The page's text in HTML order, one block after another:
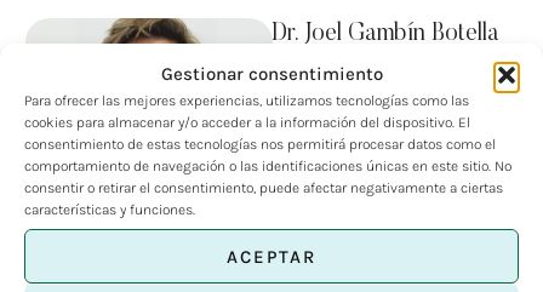
Gestionar consentimiento
Para ofrecer las mejores experiencias, utilizamos tecnologías como las
cookies para almacenar y/o acceder a la información del dispositivo. El
consentimiento de estas tecnologías nos permitirá procesar datos como el
comportamiento de navegación o las identificaciones únicas en este sitio. No
consentir o retirar el consentimiento, puede afectar negativamente a ciertas
características y funciones.
ACEPTAR
Dr. Joel Gambín Botella
El Dr. Joel Gambín Botella es
un destacado especialista en
Traumatología y Cirugía
Ortopédica, con una
formación académica …
admin 12 de abril de 2021